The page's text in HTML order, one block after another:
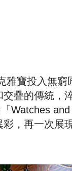
雅寶投入無窮
疊的傳統，
Watches
，再一次展